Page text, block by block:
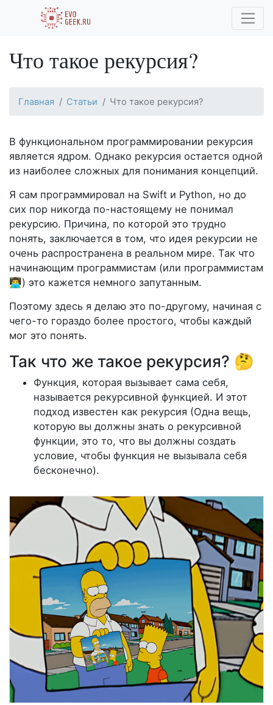
Что такое рекурсия?
Главная Статьи Что такое рекурсия?
В функциональном программировании рекурсия
является ядром. Однако рекурсия остается одной
из наиболее сложных для понимания концепций.
Я сам программировал на Swift и Python, но до
сих пор никогда по-настоящему не понимал
рекурсию. Причина, по которой это трудно
понять, заключается в том, что идея рекурсии не
очень распространена в реальном мире. Так что
начинающим программистам (или программистам
👨‍💻) это кажется немного запутанным.
Поэтому здесь я делаю это по-другому, начиная с
чего-то гораздо более простого, чтобы каждый
мог это понять.
Так что же такое рекурсия? 🤔
Функция, которая вызывает сама себя,
называется рекурсивной функцией. И этот
подход известен как рекурсия (Одна вещь,
которую вы должны знать о рекурсивной
функции, это то, что вы должны создать
условие, чтобы функция не вызывала себя
бесконечно).